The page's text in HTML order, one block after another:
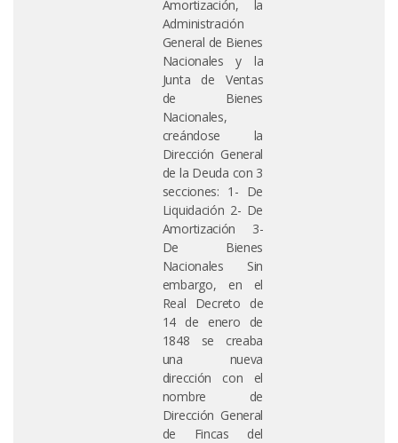
Amortización, la
Administración
General de Bienes
Nacionales y la
Junta de Ventas
de Bienes
Nacionales,
creándose la
Dirección General
de la Deuda con 3
secciones: 1- De
Liquidación 2- De
Amortización 3-
De Bienes
Nacionales Sin
embargo, en el
Real Decreto de
14 de enero de
1848 se creaba
una nueva
dirección con el
nombre de
Dirección General
de Fincas del